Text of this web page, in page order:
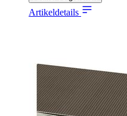
Artikeldetails